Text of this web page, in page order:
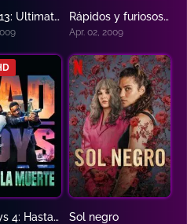
6.5Distrito 13: Ultimatum (2009) 6.5Rápidos y furiosos 4
Apr. 02, 2009
0Bad Boys 4: Hasta la muerte Sol negro